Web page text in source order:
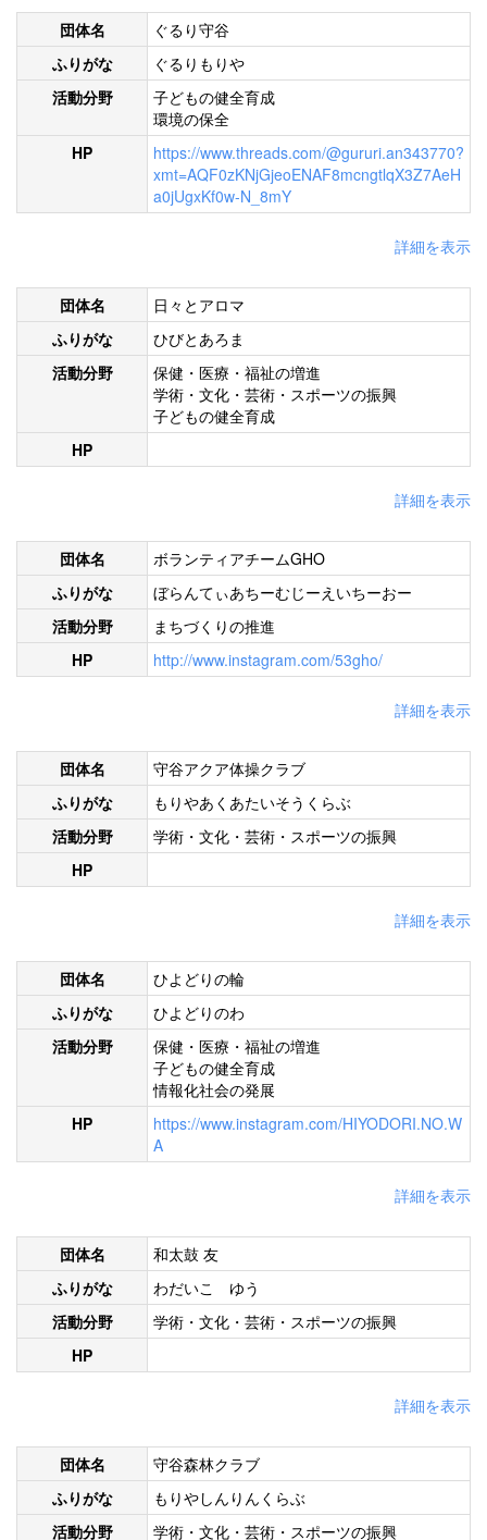
団体名
ぐるり守谷
ふりがな
ぐるりもりや
活動分野
子どもの健全育成
環境の保全
HP
https://www.threads.com/@gururi.an343770?
xmt=AQF0zKNjGjeoENAF8mcngtlqX3Z7AeH
a0jUgxKf0w-N_8mY
詳細を表示
団体名
日々とアロマ
ふりがな
ひびとあろま
活動分野
保健・医療・福祉の増進
学術・文化・芸術・スポーツの振興
子どもの健全育成
HP
詳細を表示
団体名
ボランティアチームGHO
ふりがな
ぼらんてぃあちーむじーえいちーおー
活動分野
まちづくりの推進
HP
http://www.instagram.com/53gho/
詳細を表示
団体名
守谷アクア体操クラブ
ふりがな
もりやあくあたいそうくらぶ
活動分野
学術・文化・芸術・スポーツの振興
HP
詳細を表示
団体名
ひよどりの輪
ふりがな
ひよどりのわ
活動分野
保健・医療・福祉の増進
子どもの健全育成
情報化社会の発展
HP
https://www.instagram.com/HIYODORI.NO.W
A
詳細を表示
団体名
和太鼓 友
ふりがな
わだいこ ゆう
活動分野
学術・文化・芸術・スポーツの振興
HP
詳細を表示
団体名
守谷森林クラブ
ふりがな
もりやしんりんくらぶ
活動分野
学術・文化・芸術・スポーツの振興